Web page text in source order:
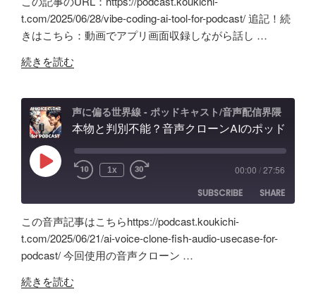
バ
イ
ブ
コ
デ
ィ
ン
の
と
試
行
錯
間
の
ポ
ッ
キ
ャ
ス
配
し
た
ノ
イ
Amazon
Apple Podcasts
RSS
Spotify
RSS FEED
SHARE
LINK
EMBED
t.com/2025/06/28/vibe-coding-ai-tool-for-podcast/ 追記！続
きはこちら：動画でアプリ画面収録しながら話し …
"旧
え？
ポ
ド
ト
自
作
AI
続きを読む
声に偏る世界線 - ポッドキャスト/音声配信界隈
Play
Episode 1x 00:00 /27:56
SUBSCRIBE
SHARE
Amazon
Apple Podcasts
RSS
RSS FEED
SHARE
LINK
EMBED
この音声記事はこちらhttps://podcast.koukichi-
t.com/2025/06/21/ai-voice-clone-fish-audio-usecase-for-
podcast/ 今回使用の音声クローン …
"本
続きを読む